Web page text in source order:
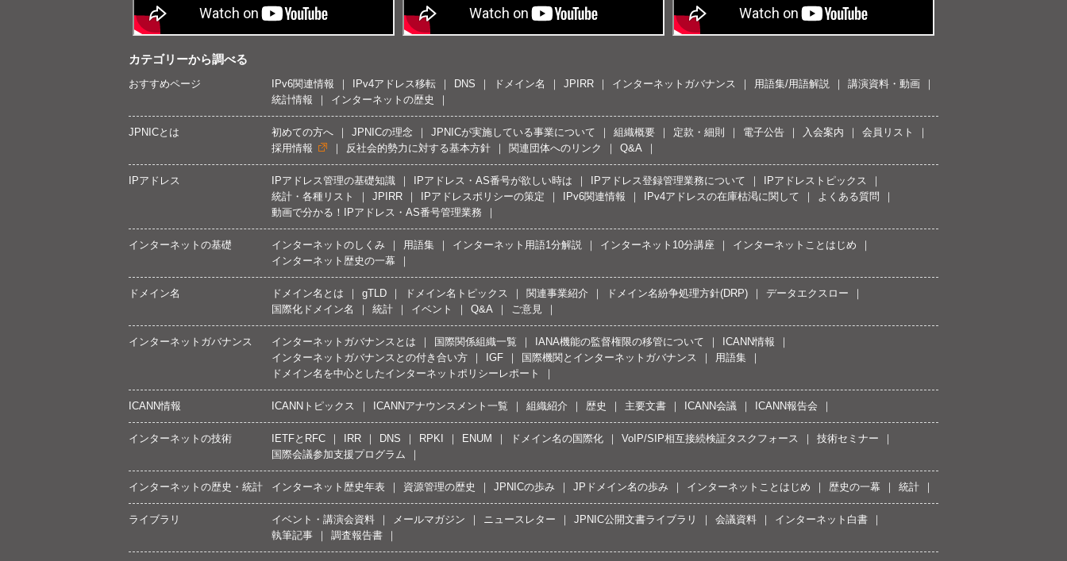
カテゴリーから調べる
おすすめページ IPv6関連情報 IPv4アドレス移転 DNS ドメイン名 JPIRR インターネットガバナンス 用語集/用語解説
講演資料・動画
統計情報
インターネットの歴史
JPNICとは 初めての方へ JPNICの理念 JPNICが実施している事業について 組織概要 定款・細則 電子公告 入会案内
会員リスト
採用情報
反社会的勢力に対する基本方針 関連団体へのリンク Q&A
IPアドレス IPアドレス管理の基礎知識 IPアドレス・AS番号が欲しい時は IPアドレス登録管理業務について
IPアドレストピックス
統計・各種リスト
JPIRR IPアドレスポリシーの策定 IPv6関連情報 IPv4アドレスの在庫枯渇に関して
よくある質問
動画で分かる！IPアドレス・AS番号管理業務
インターネットの基礎 インターネットのしくみ 用語集 インターネット用語1分解説 インターネット10分講座
インターネットことはじめ
インターネット歴史の一幕
ドメイン名 ドメイン名とは gTLD ドメイン名トピックス 関連事業紹介 ドメイン名紛争処理方針(DRP)
データエクスロー
国際化ドメイン名
統計 イベント Q&A ご意見
インターネットガバナンス インターネットガバナンスとは 国際関係組織一覧 IANA機能の監督権限の移管について
ICANN情報
インターネットガバナンスとの付き合い方
IGF 国際機関とインターネットガバナンス
用語集
ドメイン名を中心としたインターネットポリシーレポート
ICANN情報 ICANNトピックス ICANNアナウンスメント一覧 組織紹介 歴史 主要文書 ICANN会議 ICANN報告会
インターネットの技術 IETFとRFC IRR DNS RPKI ENUM ドメイン名の国際化 VoIP/SIP相互接続検証タスクフォース
技術セミナー
国際会議参加支援プログラム
インターネットの歴史・統計 インターネット歴史年表 資源管理の歴史 JPNICの歩み JPドメイン名の歩み インターネットことはじめ 歴史の一幕 統計
ライブラリ イベント・講演会資料 メールマガジン ニュースレター JPNIC公開文書ライブラリ 会議資料
インターネット白書
執筆記事
調査報告書